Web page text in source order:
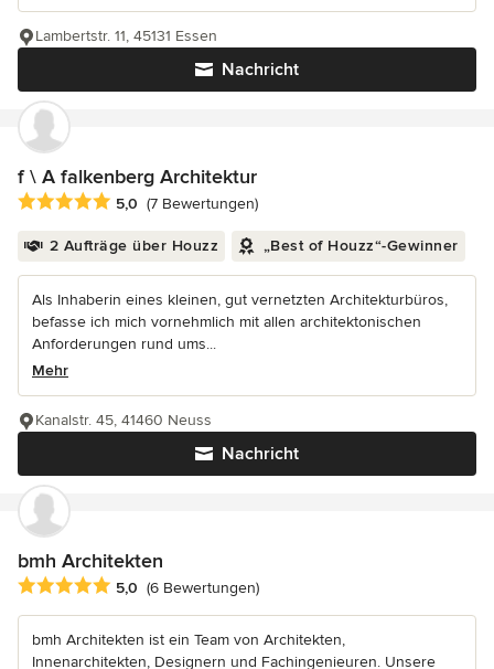
Nachricht
Lambertstr. 11, 45131 Essen
f \ A falkenberg Architektur
Durchschnittliche Bewertung: 5 von 5 Sternen
5,0 (7 Bewertungen)
2 Aufträge über Houzz „Best of Houzz“-Gewinner
Als Inhaberin eines kleinen, gut vernetzten Architekturbüros,
befasse ich mich vornehmlich mit allen architektonischen
Anforderungen rund ums...
Mehr
Nachricht
Kanalstr. 45, 41460 Neuss
bmh Architekten
Durchschnittliche Bewertung: 5 von 5 Sternen
5,0 (6 Bewertungen)
bmh Architekten ist ein Team von Architekten,
Innenarchitekten, Designern und Fachingenieuren. Unsere